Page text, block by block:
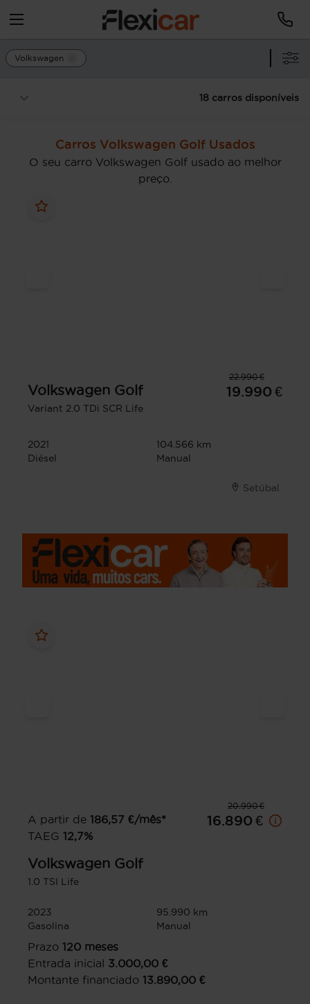
Volkswagen
18 carros disponíveis
Carros Volkswagen Golf Usados
O seu carro Volkswagen Golf usado ao melhor
preço.
22.990 €
Volkswagen Golf
Variant 2.0 TDi SCR Life
19.990 €
2021
104.566 km
Diésel
Manual
Setúbal
20.990 €
A partir de 186,57 €/mês*
TAEG 12,7%
16.890 €
Volkswagen Golf
1.0 TSI Life
2023
95.990 km
Gasolina
Manual
Prazo 120 meses
Entrada inicial 3.000,00 €
Montante financiado 13.890,00 €